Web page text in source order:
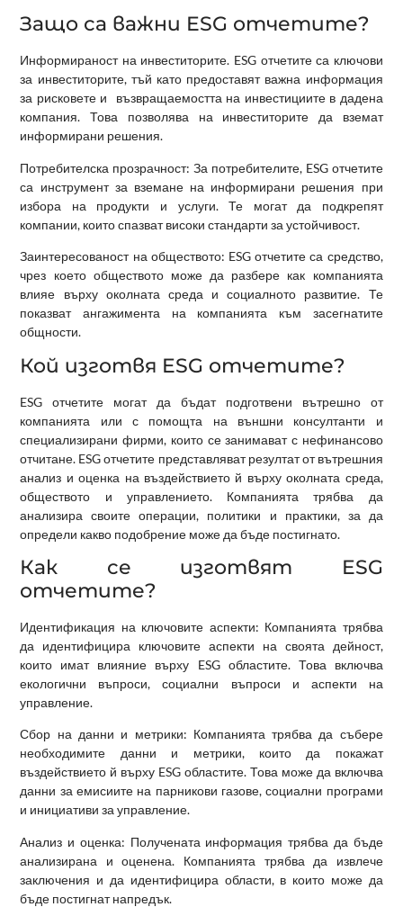
Защо са важни ESG отчетите?
Информираност на инвеститорите. ESG отчетите са ключови
за инвеститорите, тъй като предоставят важна информация
за рисковете и възвращаемостта на инвестициите в дадена
компания. Това позволява на инвеститорите да вземат
информирани решения.
Потребителска прозрачност: За потребителите, ESG отчетите
са инструмент за вземане на информирани решения при
избора на продукти и услуги. Те могат да подкрепят
компании, които спазват високи стандарти за устойчивост.
Заинтересованост на обществото: ESG отчетите са средство,
чрез което обществото може да разбере как компанията
влияе върху околната среда и социалното развитие. Те
показват ангажимента на компанията към засегнатите
общности.
Кой изготвя ESG отчетите?
ESG отчетите могат да бъдат подготвени вътрешно от
компанията или с помощта на външни консултанти и
специализирани фирми, които се занимават с нефинансово
отчитане. ESG отчетите представляват резултат от вътрешния
анализ и оценка на въздействието й върху околната среда,
обществото и управлението. Компанията трябва да
анализира своите операции, политики и практики, за да
определи какво подобрение може да бъде постигнато.
Как се изготвят ESG
отчетите?
Идентификация на ключовите аспекти: Компанията трябва
да идентифицира ключовите аспекти на своята дейност,
които имат влияние върху ESG областите. Това включва
екологични въпроси, социални въпроси и аспекти на
управление.
Сбор на данни и метрики: Компанията трябва да събере
необходимите данни и метрики, които да покажат
въздействието й върху ESG областите. Това може да включва
данни за емисиите на парникови газове, социални програми
и инициативи за управление.
Анализ и оценка: Получената информация трябва да бъде
анализирана и оценена. Компанията трябва да извлече
заключения и да идентифицира области, в които може да
бъде постигнат напредък.